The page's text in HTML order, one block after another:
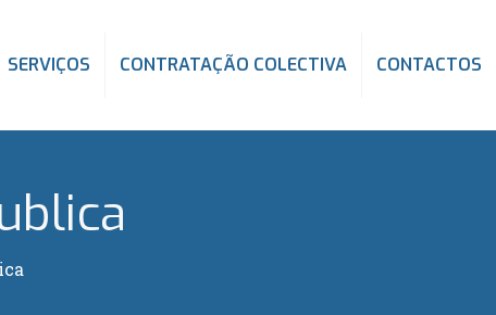
SERVIÇOS CONTRATAÇÃO COLECTIVA CONTACTOS